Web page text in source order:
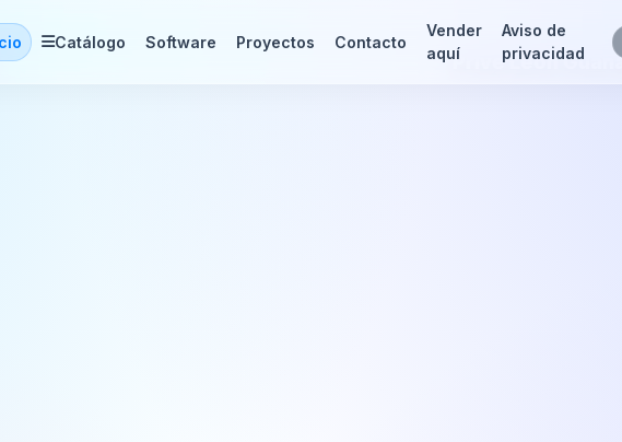
Catálogo Software Proyectos Contacto
Vender
aquí
Aviso de
privacidad
Prive León Guanajuato